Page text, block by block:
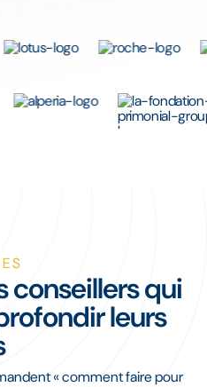
conseillers qui
leurs
« comment faire pour